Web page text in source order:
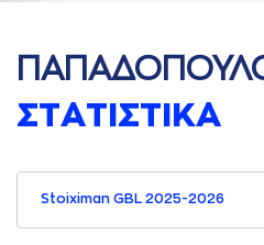
ΣΤAΤΙΣΤΙΚA
Stoiximan GBL 2025-2026